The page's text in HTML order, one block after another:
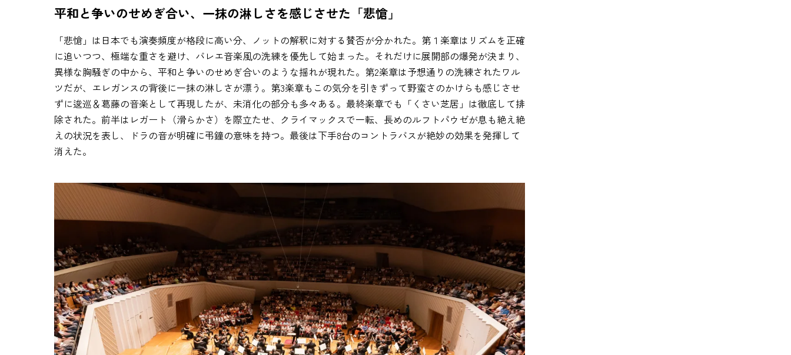
平和と争いのせめぎ合い、一抹の淋しさを感じさせた「悲愴」
「悲愴」は日本でも演奏頻度が格段に高い分、ノットの解釈に対する賛否が分かれた。第１楽章はリズムを正確
に追いつつ、極端な重さを避け、バレエ音楽風の洗練を優先して始まった。それだけに展開部の爆発が決まり、
異様な胸騒ぎの中から、平和と争いのせめぎ合いのような揺れが現れた。第2楽章は予想通りの洗練されたワル
ツだが、エレガンスの背後に一抹の淋しさが漂う。第3楽章もこの気分を引きずって野蛮さのかけらも感じさせ
ずに逡巡＆葛藤の音楽として再現したが、未消化の部分も多々ある。最終楽章でも「くさい芝居」は徹底して排
除された。前半はレガート（滑らかさ）を際立たせ、クライマックスで一転、長めのルフトパウゼが息も絶え絶
えの状況を表し、ドラの音が明確に弔鐘の意味を持つ。最後は下手8台のコントラバスが絶妙の効果を発揮して
消えた。